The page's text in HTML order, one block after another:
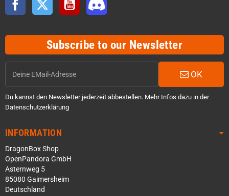
Subscribe to our Newsletter
OK
Du kannst den Newsletter jederzeit abbestellen. Mehr Infos dazu in der
Datenschutzerklärung
INFORMATION
DragonBox Shop
OpenPandora GmbH
Asternweg 5
85080 Gaimersheim
Deutschland